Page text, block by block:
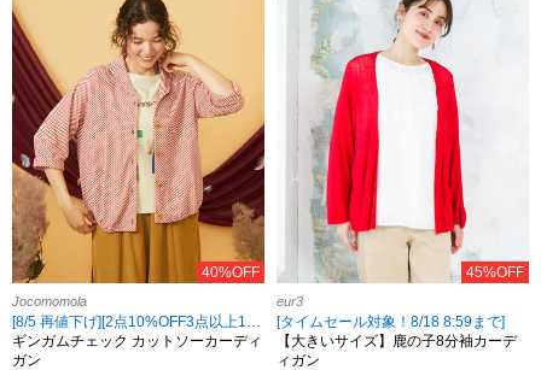
40%OFF
Jocomomola
[8/5 再値下げ][2点10%OFF3点以上15%OFF対象！8/18 8:59まで Jocomomola限定]
ギンガムチェック カットソーカーディ
ガン
45%OFF
eur3
[タイムセール対象！8/18 8:59まで]
【大きいサイズ】鹿の子8分袖カーデ
ィガン